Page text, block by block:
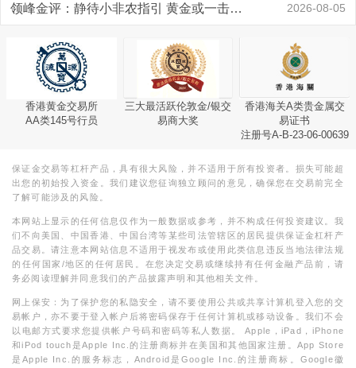
领峰金评：静待小非农指引 黄金或一击破局 2026-08-05
香港黄金交易所
AA类145号行员
三大最活跃伦敦金/银交
易商大奖
香港海关A类贵金属交
易证书
注册号A-B-23-06-00639
保证金交易等杠杆产品，具有很大风险，并不适用于所有投资者。损失可能超
出您的初始投入资金。我们建议您征询独立顾问的意见，确保您在交易前完全
了解可能涉及的风险。
本网站上显示的任何信息仅作为一般数据或参考，并不构成任何投资建议。我
们不向美国、中国香港、中国台湾等某些司法管辖区的居民提供保证金杠杆产
品交易。请注意本网站信息不适用于视发布或使用此类信息违反当地法律法规
的任何国家/地区的任何居民。在您决定交易或继续持有任何金融产品前，请
务必阅读理解并同意我们的产品披露声明和其他相关文件。
网上保安：为了保护您的私隐安全，请不要使用公共或共享计算机登入您的交
易帐户，亦不要于登入帐户后将密码保存于任何计算机或移动设备。我们不会
以电邮方式要求您提供帐户号码和密码等私人数据。 Apple，iPad，iPhone
和iPod touch是Apple Inc.的注册商标并在美国和其他国家注册。App Store
是Apple Inc.的服务标志，Android是Google Inc.的注册商标。Google徽